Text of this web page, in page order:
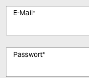
E-Mail*
Passwort*